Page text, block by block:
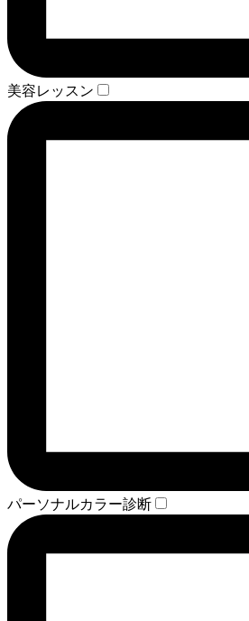
美容レッスン
パーソナルカラー診断